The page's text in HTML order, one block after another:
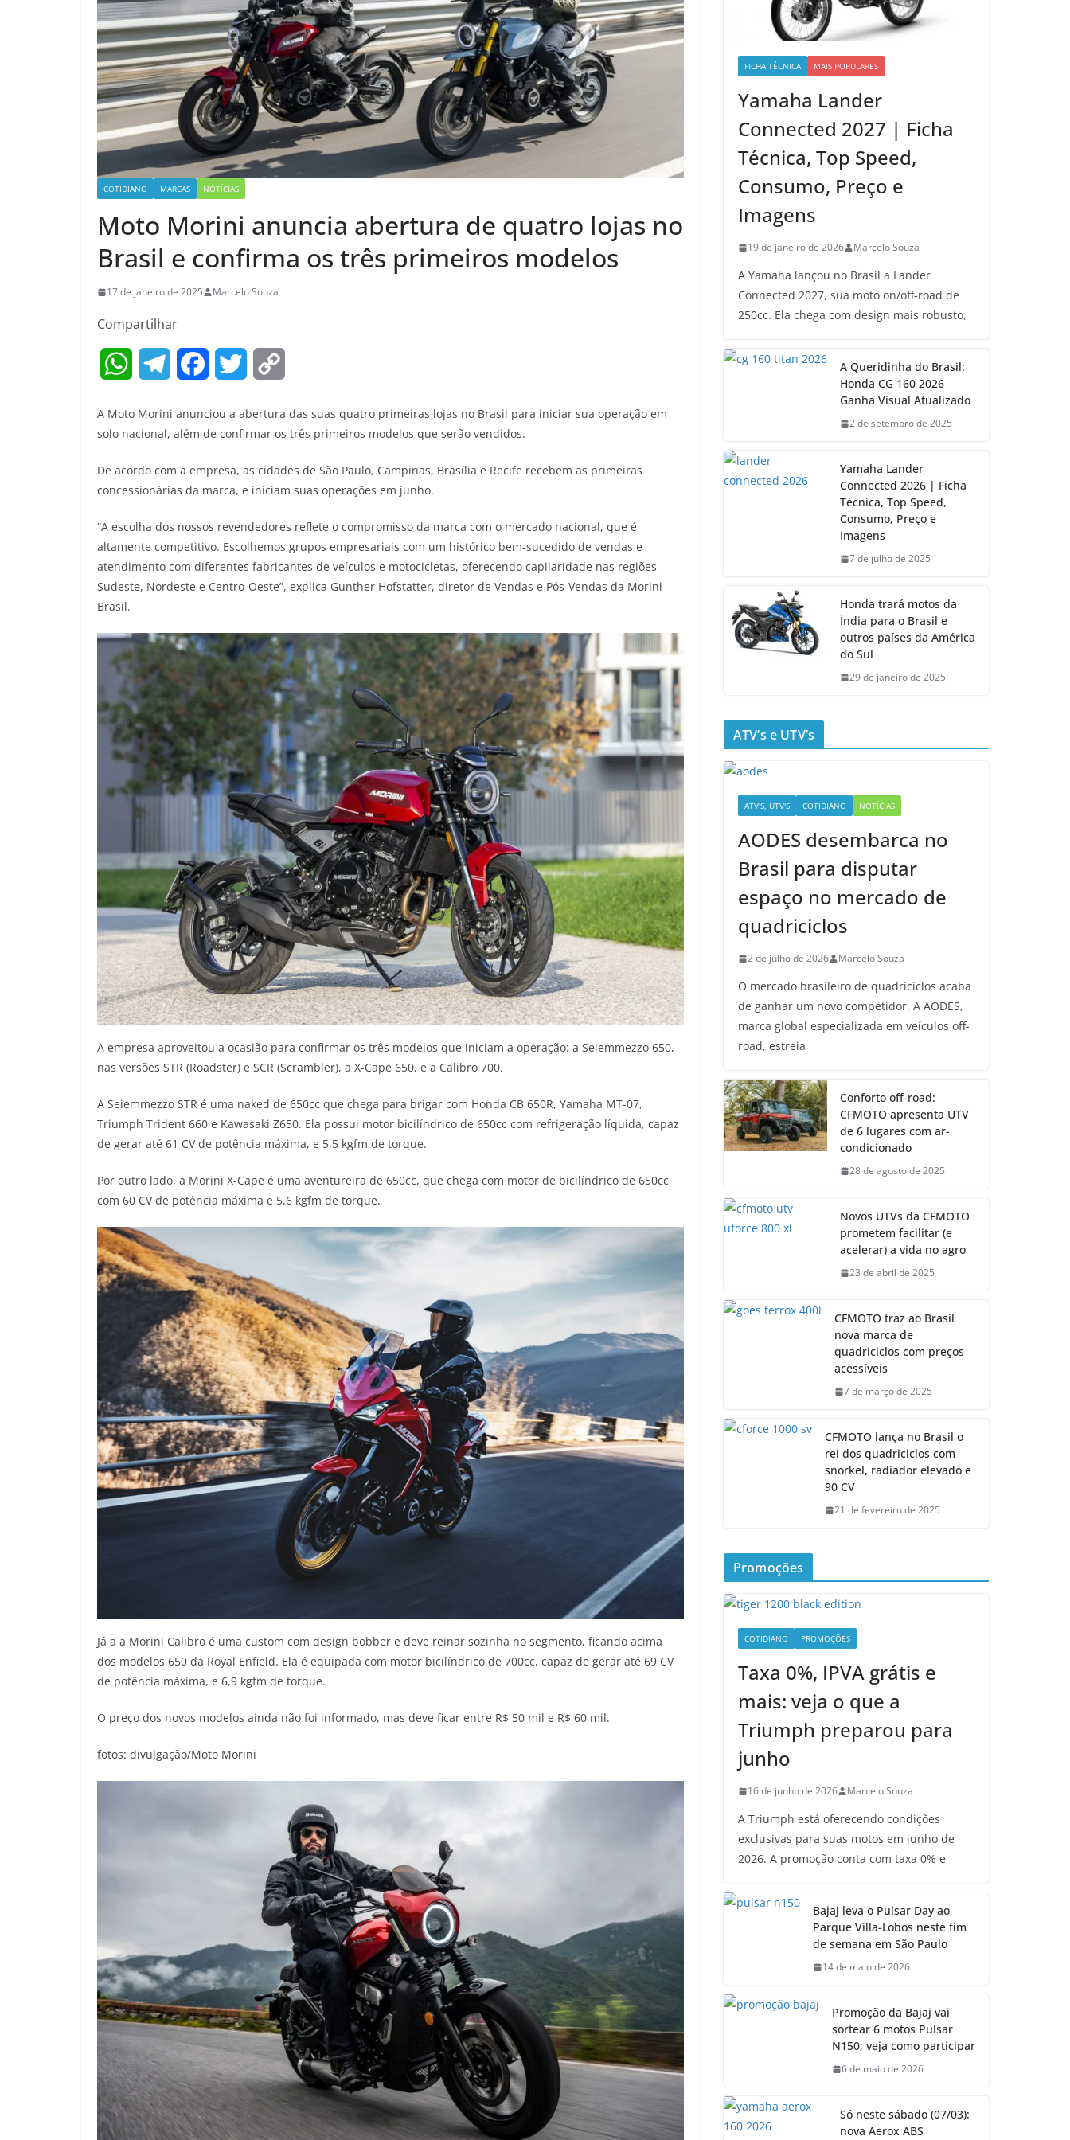
COTIDIANO MARCAS NOTÍCIAS
Moto Morini anuncia abertura de quatro lojas no
Brasil e confirma os três primeiros modelos
17 de janeiro de 2025 Marcelo Souza
Compartilhar
W
a
s
A
p
p
g
r
a
m
c
b
o
o
k
i
t
e
r
p
L
i
n
k
A Moto Morini anunciou a abertura das suas quatro primeiras lojas no Brasil para iniciar sua operação em
solo nacional, além de confirmar os três primeiros modelos que serão vendidos.
De acordo com a empresa, as cidades de São Paulo, Campinas, Brasília e Recife recebem as primeiras
concessionárias da marca, e iniciam suas operações em junho.
“A escolha dos nossos revendedores reflete o compromisso da marca com o mercado nacional, que é
altamente competitivo. Escolhemos grupos empresariais com um histórico bem-sucedido de vendas e
atendimento com diferentes fabricantes de veículos e motocicletas, oferecendo capilaridade nas regiões
Sudeste, Nordeste e Centro-Oeste”, explica Gunther Hofstatter, diretor de Vendas e Pós-Vendas da Morini
Brasil.
A empresa aproveitou a ocasião para confirmar os três modelos que iniciam a operação: a Seiemmezzo 650,
nas versões STR (Roadster) e SCR (Scrambler), a X-Cape 650, e a Calibro 700.
A Seiemmezzo STR é uma naked de 650cc que chega para brigar com Honda CB 650R, Yamaha MT-07,
Triumph Trident 660 e Kawasaki Z650. Ela possui motor bicilíndrico de 650cc com refrigeração líquida, capaz
de gerar até 61 CV de potência máxima, e 5,5 kgfm de torque.
Por outro lado, a Morini X-Cape é uma aventureira de 650cc, que chega com motor de bicilíndrico de 650cc
com 60 CV de potência máxima e 5,6 kgfm de torque.
Já a a Morini Calibro é uma custom com design bobber e deve reinar sozinha no segmento, ficando acima
dos modelos 650 da Royal Enfield. Ela é equipada com motor bicilíndrico de 700cc, capaz de gerar até 69 CV
de potência máxima, e 6,9 kgfm de torque.
O preço dos novos modelos ainda não foi informado, mas deve ficar entre R$ 50 mil e R$ 60 mil.
fotos: divulgação/Moto Morini
FICHA TÉCNICA MAIS POPULARES
Yamaha Lander
Connected 2027 | Ficha
Técnica, Top Speed,
Consumo, Preço e
Imagens
19 de janeiro de 2026 Marcelo Souza
A Yamaha lançou no Brasil a Lander
Connected 2027, sua moto on/off-road de
250cc. Ela chega com design mais robusto,
A Queridinha do Brasil:
Honda CG 160 2026
Ganha Visual Atualizado
2 de setembro de 2025
Yamaha Lander
Connected 2026 | Ficha
Técnica, Top Speed,
Consumo, Preço e
Imagens
7 de julho de 2025
Honda trará motos da
Índia para o Brasil e
outros países da América
do Sul
29 de janeiro de 2025
ATV’s e UTV’s
ATV'S, UTV'S COTIDIANO NOTÍCIAS
AODES desembarca no
Brasil para disputar
espaço no mercado de
quadriciclos
2 de julho de 2026 Marcelo Souza
O mercado brasileiro de quadriciclos acaba
de ganhar um novo competidor. A AODES,
marca global especializada em veículos off-
road, estreia
Conforto off-road:
CFMOTO apresenta UTV
de 6 lugares com ar-
condicionado
28 de agosto de 2025
Novos UTVs da CFMOTO
prometem facilitar (e
acelerar) a vida no agro
23 de abril de 2025
CFMOTO traz ao Brasil
nova marca de
quadriciclos com preços
acessíveis
7 de março de 2025
CFMOTO lança no Brasil o
rei dos quadriciclos com
snorkel, radiador elevado e
90 CV
21 de fevereiro de 2025
Promoções
COTIDIANO PROMOÇÕES
Taxa 0%, IPVA grátis e
mais: veja o que a
Triumph preparou para
junho
16 de junho de 2026 Marcelo Souza
A Triumph está oferecendo condições
exclusivas para suas motos em junho de
2026. A promoção conta com taxa 0% e
Bajaj leva o Pulsar Day ao
Parque Villa-Lobos neste fim
de semana em São Paulo
14 de maio de 2026
Promoção da Bajaj vai
sortear 6 motos Pulsar
N150; veja como participar
6 de maio de 2026
Só neste sábado (07/03):
nova Aerox ABS